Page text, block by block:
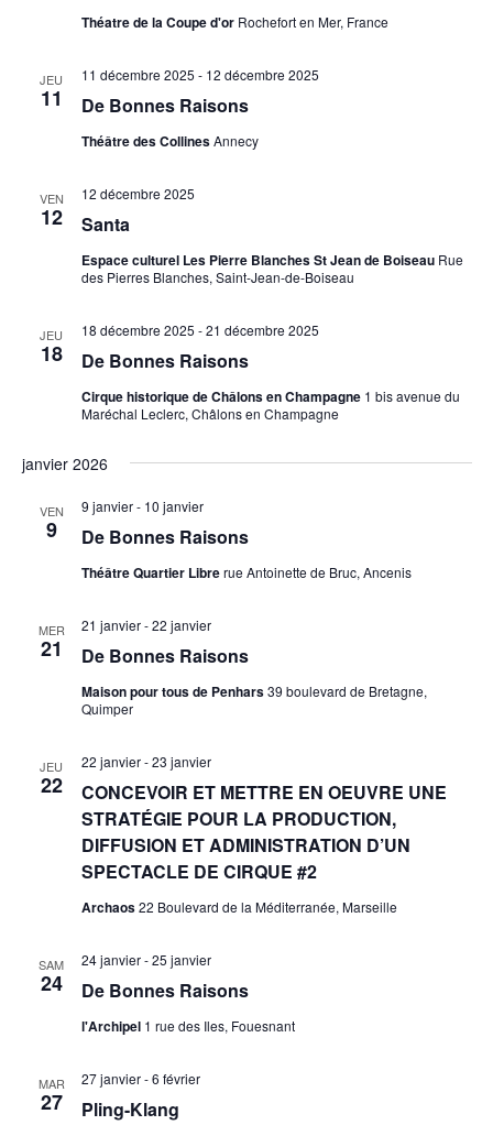
Théatre de la Coupe d'or Rochefort en Mer, France
JEU
11 De Bonnes Raisons
11 décembre 2025 - 12 décembre 2025
Théâtre des CollinesAnnecy
VEN
12 Santa
12 décembre 2025
Espace culturel Les Pierre Blanches St Jean de Boiseau Rue
des Pierres Blanches, Saint-Jean-de-Boiseau
JEU
18 De Bonnes Raisons
18 décembre 2025 -21 décembre 2025
Cirque historique de Châlons en Champagne 1 bis avenue du
Maréchal Leclerc, Châlons en Champagne
janvier 2026
VEN
9 De Bonnes Raisons
9 janvier- 10 janvier
Théâtre Quartier Librerue Antoinette de Bruc, Ancenis
MER
21 De Bonnes Raisons
21 janvier-22 janvier
Maison pour tous de Penhars39 boulevard de Bretagne,
Quimper
JEU
22
CONCEVOIR ET METTRE EN OEUVRE UNE
STRATÉGIE POUR LA PRODUCTION,
DIFFUSION ET ADMINISTRATION D’UN
SPECTACLE DE CIRQUE #2
22 janvier-23 janvier
Archaos22 Boulevard de la Méditerranée, Marseille
SAM
24 De Bonnes Raisons
24 janvier-25 janvier
l'Archipel 1 rue des Iles, Fouesnant
MAR
27 Pling-Klang
27 janvier-6 février